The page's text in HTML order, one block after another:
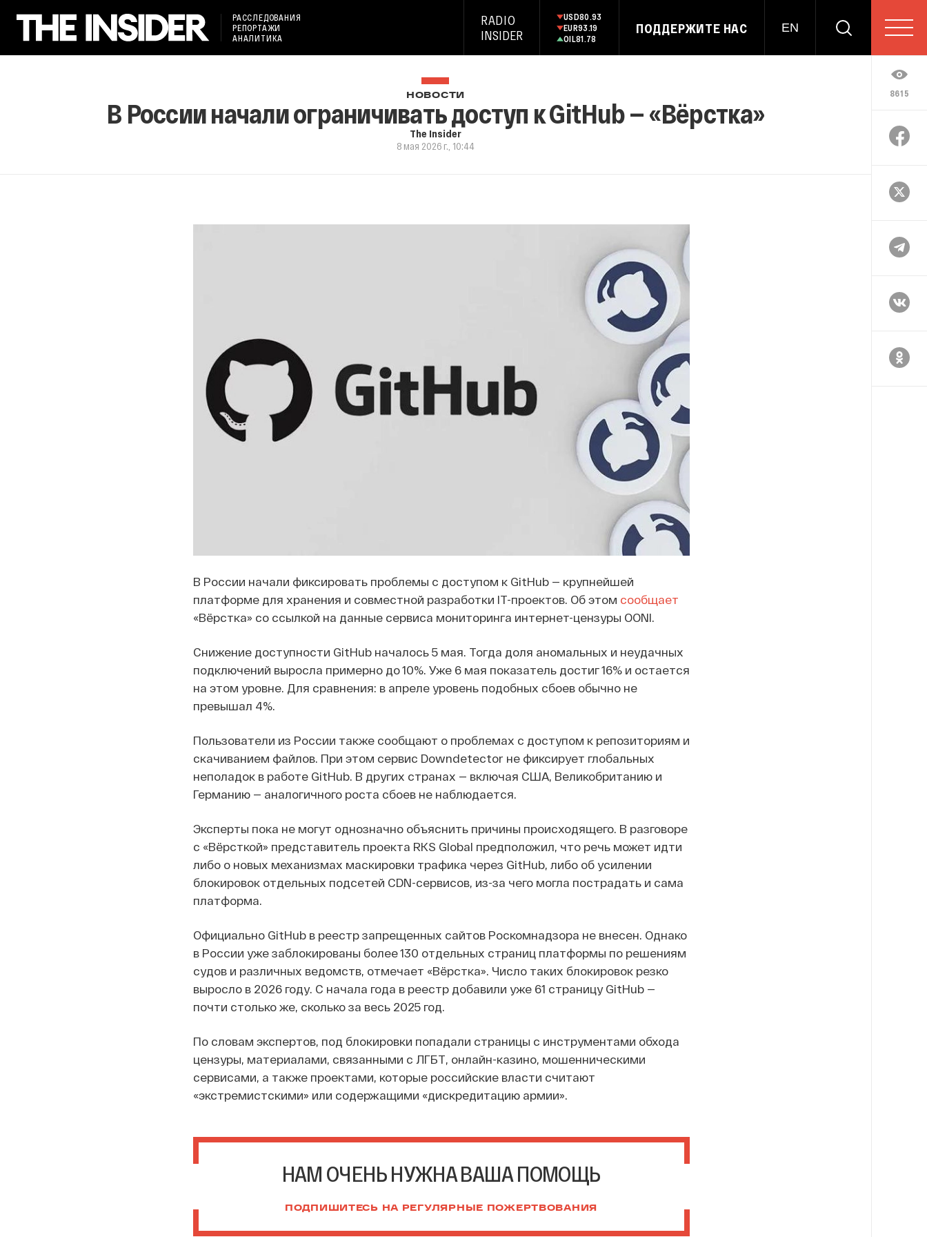
РАССЛЕДОВАНИЯ
РЕПОРТАЖИ
АНАЛИТИКА
RADIO
INSIDER
USD80.93
EUR93.19
OIL81.78
ПОДДЕРЖИТЕ НАС EN
8615
НОВОСТИ
В России начали ограничивать доступ к GitHub — «Вёрстка»
The Insider
8 мая 2026 г., 10:44
В России начали фиксировать проблемы с доступом к GitHub — крупнейшей
платформе для хранения и совместной разработки IT-проектов. Об этом сообщает
«Вёрстка» со ссылкой на данные сервиса мониторинга интернет-цензуры OONI.
Снижение доступности GitHub началось 5 мая. Тогда доля аномальных и неудачных
подключений выросла примерно до 10%. Уже 6 мая показатель достиг 16% и остается
на этом уровне. Для сравнения: в апреле уровень подобных сбоев обычно не
превышал 4%.
Пользователи из России также сообщают о проблемах с доступом к репозиториям и
скачиванием файлов. При этом сервис Downdetector не фиксирует глобальных
неполадок в работе GitHub. В других странах — включая США, Великобританию и
Германию — аналогичного роста сбоев не наблюдается.
Эксперты пока не могут однозначно объяснить причины происходящего. В разговоре
с «Вёрсткой» представитель проекта RKS Global предположил, что речь может идти
либо о новых механизмах маскировки трафика через GitHub, либо об усилении
блокировок отдельных подсетей CDN-сервисов, из-за чего могла пострадать и сама
платформа.
Официально GitHub в реестр запрещенных сайтов Роскомнадзора не внесен. Однако
в России уже заблокированы более 130 отдельных страниц платформы по решениям
судов и различных ведомств, отмечает «Вёрстка». Число таких блокировок резко
выросло в 2026 году. С начала года в реестр добавили уже 61 страницу GitHub —
почти столько же, сколько за весь 2025 год.
По словам экспертов, под блокировки попадали страницы с инструментами обхода
цензуры, материалами, связанными с ЛГБТ, онлайн-казино, мошенническими
сервисами, а также проектами, которые российские власти считают
«экстремистскими» или содержащими «дискредитацию армии».
НАМ ОЧЕНЬ НУЖНА ВАША ПОМОЩЬ
ПОДПИШИТЕСЬ НА РЕГУЛЯРНЫЕ ПОЖЕРТВОВАНИЯ